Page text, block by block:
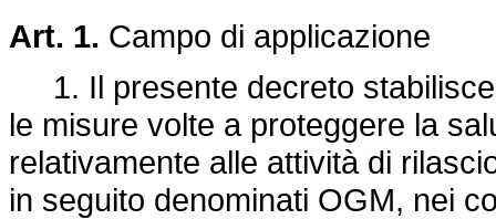
Art. 1. Campo di applicazione
1. Il presente decreto
le misure volte a proteggere la
relativamente alle attività di
in seguito denominati OGM, nei